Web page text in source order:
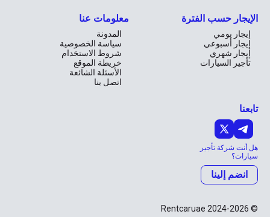
الإيجار حسب الفترة
إيجار يومي
إيجار أسبوعي
إيجار شهري
تأجير السيارات
معلومات عنا
المدونة
سياسة الخصوصية
شروط الاستخدام
خريطة الموقع
الأسئلة الشائعة
اتصل بنا
تابعنا
هل أنت شركة تأجير
سيارات؟
انضم إلينا
© Rentcaruae 2024-2026